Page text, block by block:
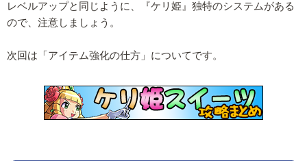
レベルアップと同じように、『ケリ姫』独特のシステムがある
ので、注意しましょう。
次回は「アイテム強化の仕方」についてです。